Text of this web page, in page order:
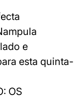
e
esta quinta-
OS